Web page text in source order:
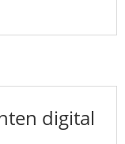
digital